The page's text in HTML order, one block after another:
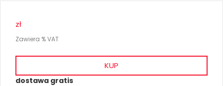
zł
Zawiera % VAT
KUP
dostawa gratis